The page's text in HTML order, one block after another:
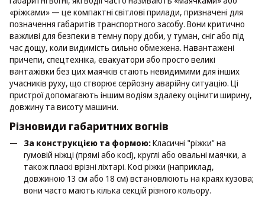
«ріжками» — це компактні світлові прилади, призначені для
позначення габаритів транспортного засобу. Вони критично
важливі для безпеки в темну пору доби, у туман, сніг або під
час дощу, коли видимість сильно обмежена. Навантажені
причепи, спецтехніка, евакуатори або просто великі
вантажівки без цих маячків стають невидимими для інших
учасників руху, що створює серйозну аварійну ситуацію. Ці
пристрої допомагають іншим водіям здалеку оцінити ширину,
довжину та висоту машини.
Різновиди габаритних вогнів
За конструкцією та формою:Класичні "ріжки" на
гумовій ніжці (прямі або косі), круглі або овальні маячки, а
також пласкі врізні ліхтарі. Косі ріжки (наприклад,
довжиною 13 см або 18 см) встановлюють на краях кузова;
вони часто мають кілька секцій різного кольору.